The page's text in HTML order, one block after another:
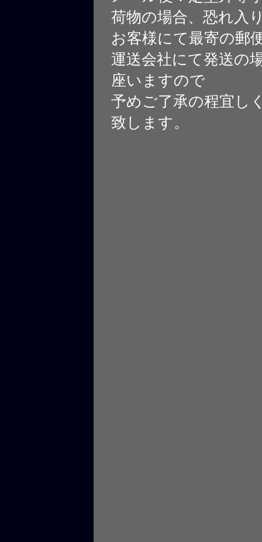
荷物の場合、恐れ入
お客様にて最寄の郵
運送会社にて発送の
座いますので
予めご了承の程宜し
致します。